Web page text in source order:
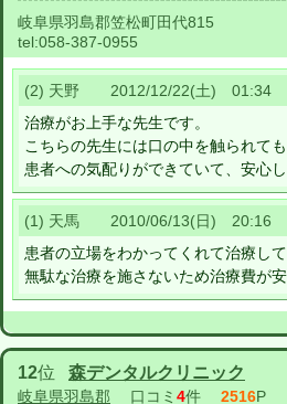
岐阜県羽島郡笠松町田代815
tel:058-387-0955
(2) 天野 2012/12/22(土) 01:34
治療がお上手な先生です。
こちらの先生には口の中を触られて
患者への気配りができていて、安心
(1) 天馬 2010/06/13(日) 20:16
患者の立場をわかってくれて治療して
無駄な治療を施さないため治療費が安
12位 森デンタルクリニック
岐阜県羽島郡 口コミ 4件 2516P